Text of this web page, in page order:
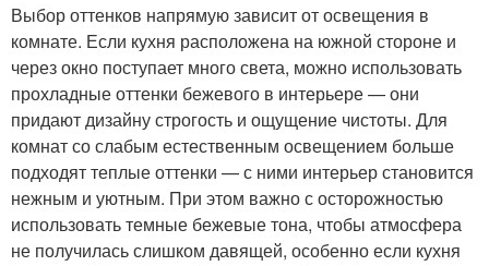
Выбор оттенков напрямую зависит от освещения в
комнате. Если кухня расположена на южной стороне и
через окно поступает много света, можно использовать
прохладные оттенки бежевого в интерьере — они
придают дизайну строгость и ощущение чистоты. Для
комнат со слабым естественным освещением больше
подходят теплые оттенки — с ними интерьер становится
нежным и уютным. При этом важно с осторожностью
использовать темные бежевые тона, чтобы атмосфера
не получилась слишком давящей, особенно если кухня